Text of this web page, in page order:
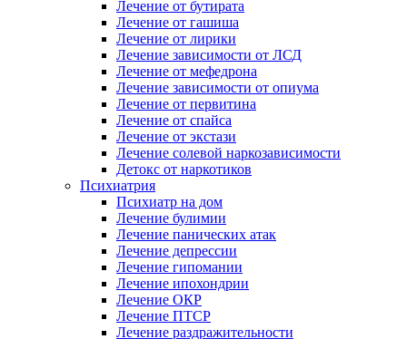
Лечение от бутирата
Лечение от гашиша
Лечение от лирики
Лечение зависимости от ЛСД
Лечение от мефедрона
Лечение зависимости от опиума
Лечение от первитина
Лечение от спайса
Лечение от экстази
Лечение солевой наркозависимости
Детокс от наркотиков
Психиатрия
Психиатр на дом
Лечение булимии
Лечение панических атак
Лечение депрессии
Лечение гипомании
Лечение ипохондрии
Лечение ОКР
Лечение ПТСР
Лечение раздражительности